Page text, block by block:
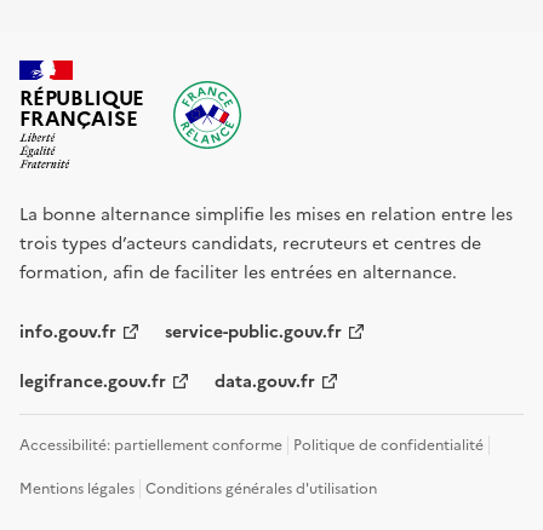
RÉPUBLIQUE
FRANÇAISE
La bonne alternance simplifie les mises en relation entre les
trois types d’acteurs candidats, recruteurs et centres de
formation, afin de faciliter les entrées en alternance.
info.gouv.fr service-public.gouv.fr
legifrance.gouv.fr data.gouv.fr
Accessibilité: partiellement conforme Politique de confidentialité
Mentions légales Conditions générales d'utilisation